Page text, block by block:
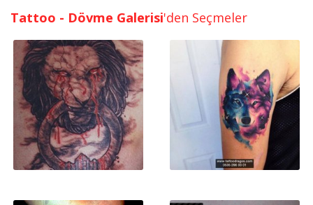
Tattoo - Dövme Galerisi'den Seçmeler